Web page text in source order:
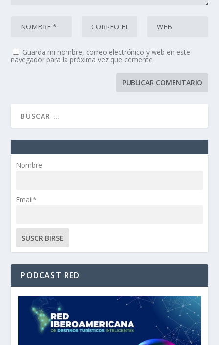
Guarda mi nombre, correo electrónico y web en este
navegador para la próxima vez que comente.
Nombre
Email*
PODCAST RED